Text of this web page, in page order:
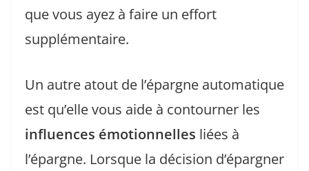
que vous ayez à faire un effort
supplémentaire.
Un autre atout de l’épargne automatique
est qu’elle vous aide à contourner les
influences émotionnelles liées à
l’épargne. Lorsque la décision d’épargner